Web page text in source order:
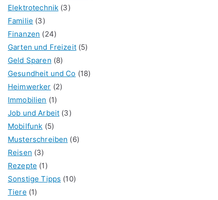
Elektrotechnik (3)
Familie (3)
Finanzen (24)
Garten und Freizeit(5)
Geld Sparen (8)
Gesundheit und Co (18)
Heimwerker (2)
Immobilien (1)
Job und Arbeit (3)
Mobilfunk (5)
Musterschreiben (6)
Reisen (3)
Rezepte (1)
Sonstige Tipps (10)
Tiere (1)